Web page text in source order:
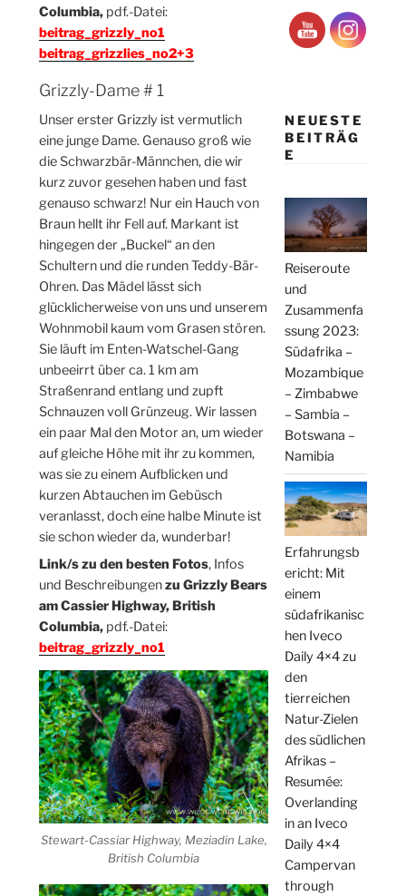
Columbia, pdf.-Datei:
beitrag_grizzly_no1
beitrag_grizzlies_no2+3
Grizzly-Dame # 1
Unser erster Grizzly ist vermutlich
eine junge Dame. Genauso groß wie
die Schwarzbär-Männchen, die wir
kurz zuvor gesehen haben und fast
genauso schwarz! Nur ein Hauch von
Braun hellt ihr Fell auf. Markant ist
hingegen der „Buckel“ an den
Schultern und die runden Teddy-Bär-
Ohren. Das Mädel lässt sich
glücklicherweise von uns und unserem
Wohnmobil kaum vom Grasen stören.
Sie läuft im Enten-Watschel-Gang
unbeeirrt über ca. 1 km am
Straßenrand entlang und zupft
Schnauzen voll Grünzeug. Wir lassen
ein paar Mal den Motor an, um wieder
auf gleiche Höhe mit ihr zu kommen,
was sie zu einem Aufblicken und
kurzen Abtauchen im Gebüsch
veranlasst, doch eine halbe Minute ist
sie schon wieder da, wunderbar!
Link/s zu den besten Fotos, Infos
und Beschreibungenzu Grizzly Bears
am Cassier Highway, British
Columbia, pdf.-Datei:
beitrag_grizzly_no1
Stewart-Cassiar Highway, Meziadin Lake,
British Columbia
NEUESTE
BEITRÄG
E
Reiseroute
und
Zusammenfa
ssung 2023:
Südafrika –
Mozambique
– Zimbabwe
– Sambia –
Botswana –
Namibia
Erfahrungsb
ericht: Mit
einem
südafrikanisc
hen Iveco
Daily 4×4 zu
den
tierreichen
Natur-Zielen
des südlichen
Afrikas –
Resumée:
Overlanding
in an Iveco
Daily 4×4
Campervan
through